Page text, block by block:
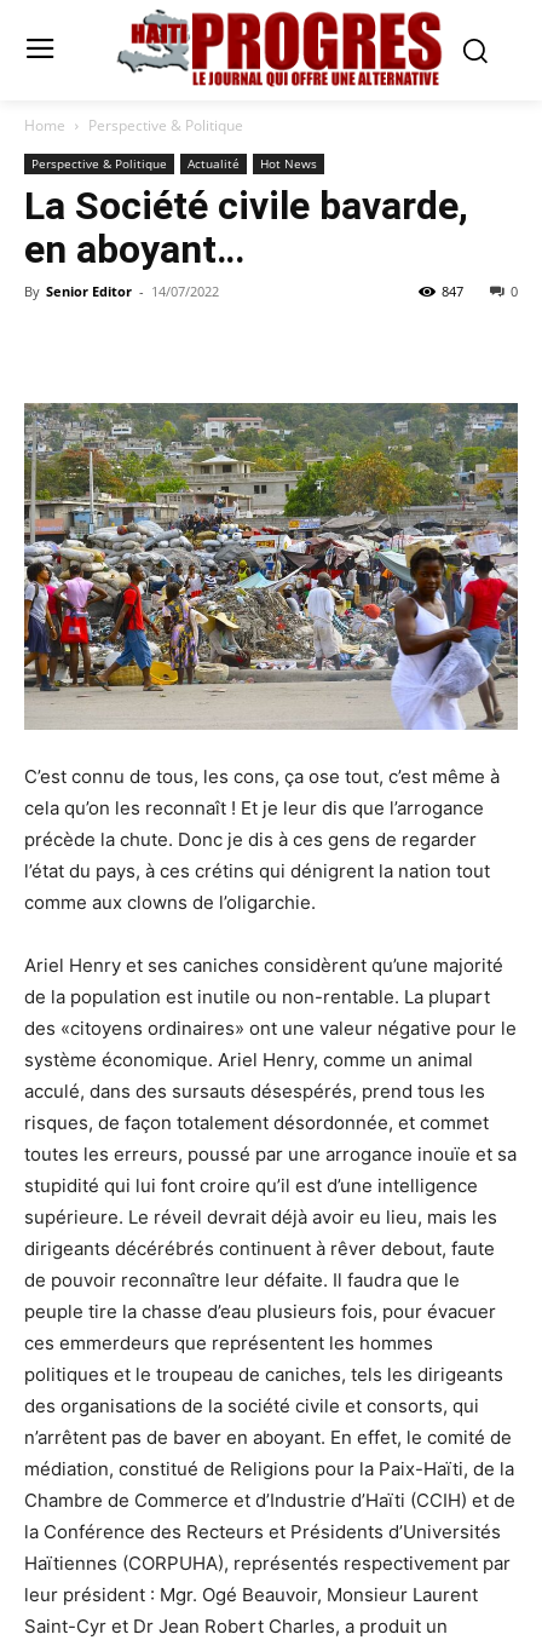
Home Perspective & Politique
Perspective & Politique Actualité Hot News
La Société civile bavarde,
en aboyant…
By Senior Editor - 14/07/2022 0
847
C’est connu de tous, les cons, ça ose tout, c’est même à
cela qu’on les reconnaît ! Et je leur dis que l’arrogance
précède la chute. Donc je dis à ces gens de regarder
l’état du pays, à ces crétins qui dénigrent la nation tout
comme aux clowns de l’oligarchie.
Ariel Henry et ses caniches considèrent qu’une majorité
de la population est inutile ou non-rentable. La plupart
des «citoyens ordinaires» ont une valeur négative pour le
système économique. Ariel Henry, comme un animal
acculé, dans des sursauts désespérés, prend tous les
risques, de façon totalement désordonnée, et commet
toutes les erreurs, poussé par une arrogance inouïe et sa
stupidité qui lui font croire qu’il est d’une intelligence
supérieure. Le réveil devrait déjà avoir eu lieu, mais les
dirigeants décérébrés continuent à rêver debout, faute
de pouvoir reconnaître leur défaite. Il faudra que le
peuple tire la chasse d’eau plusieurs fois, pour évacuer
ces emmerdeurs que représentent les hommes
politiques et le troupeau de caniches, tels les dirigeants
des organisations de la société civile et consorts, qui
n’arrêtent pas de baver en aboyant. En effet, le comité de
médiation, constitué de Religions pour la Paix-Haïti, de la
Chambre de Commerce et d’Industrie d’Haïti (CCIH) et de
la Conférence des Recteurs et Présidents d’Universités
Haïtiennes (CORPUHA), représentés respectivement par
leur président : Mgr. Ogé Beauvoir, Monsieur Laurent
Saint-Cyr et Dr Jean Robert Charles, a produit un